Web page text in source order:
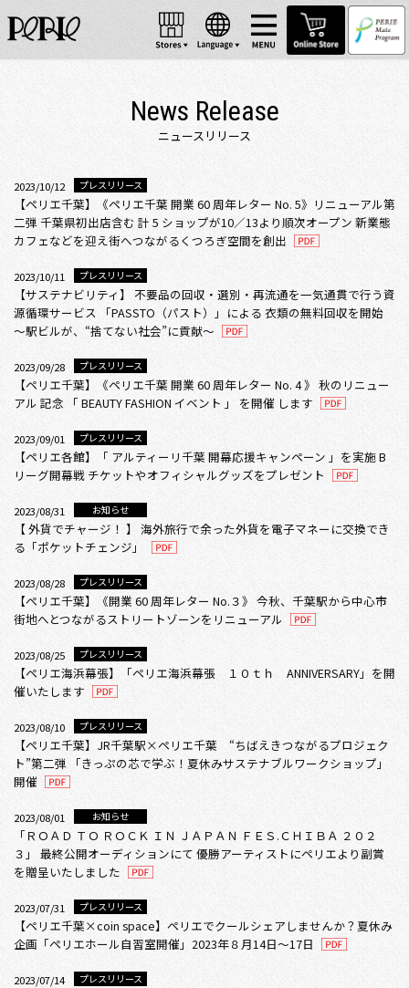
News Release
ニュースリリース
2023/10/12 プレスリリース
【ペリエ千葉】《ペリエ千葉 開業 60 周年レター No. 5》リニューアル第
二弾 千葉県初出店含む 計 5 ショップが10／13より順次オープン 新業態
カフェなどを迎え街へつながるくつろぎ空間を創出
2023/10/11 プレスリリース
【サステナビリティ】 不要品の回収・選別・再流通を一気通貫で行う資
源循環サービス 「PASSTO（パスト）」による 衣類の無料回収を開始
～駅ビルが、“捨てない社会”に貢献～
2023/09/28 プレスリリース
【ペリエ千葉】《ペリエ千葉 開業 60 周年レター No. 4 》 秋のリニュー
アル 記念 「 BEAUTY FASHION イベント 」 を開催 します
2023/09/01 プレスリリース
【ペリエ各館】「 アルティーリ千葉 開幕応援キャンペーン 」を実施 B
リーグ開幕戦 チケットやオフィシャルグッズをプレゼント
2023/08/31 お知らせ
【 外貨でチャージ！ 】 海外旅行で余った外貨を電子マネーに交換でき
る「ポケットチェンジ」
2023/08/28 プレスリリース
【ペリエ千葉】《開業 60 周年レター No.３》 今秋、千葉駅から中心市
街地へとつながるストリートゾーンをリニューアル
2023/08/25 プレスリリース
【ペリエ海浜幕張】「ペリエ海浜幕張 １０ｔｈ ANNIVERSARY」を開
催いたします
2023/08/10 プレスリリース
【ペリエ千葉】JR千葉駅×ペリエ千葉 “ちばえきつながるプロジェク
ト”第二弾 「きっぷの芯で学ぶ！夏休みサステナブルワークショップ」
開催
2023/08/01 お知らせ
「ＲＯＡＤ ＴＯ ＲＯＣＫ ＩＮ ＪＡＰＡＮ ＦＥＳ.ＣＨＩＢＡ ２０２
３」 最終公開オーディションにて 優勝アーティストにペリエより副賞
を贈呈いたしました
2023/07/31 プレスリリース
【ペリエ千葉×coin space】ペリエでクールシェアしませんか？夏休み
企画「ペリエホール自習室開催」2023年８月14日～17日
2023/07/14 プレスリリース